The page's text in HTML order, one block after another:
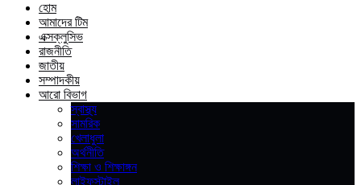
হোম
আমাদের টিম
এক্সক্লুসিভ
রাজনীতি
জাতীয়
সম্পাদকীয়
আরো বিভাগ
স্বাস্থ্য
সামরিক
খেলাধুলা
অর্থনীতি
শিক্ষা ও শিক্ষাঙ্গন
লাইফস্টাইল